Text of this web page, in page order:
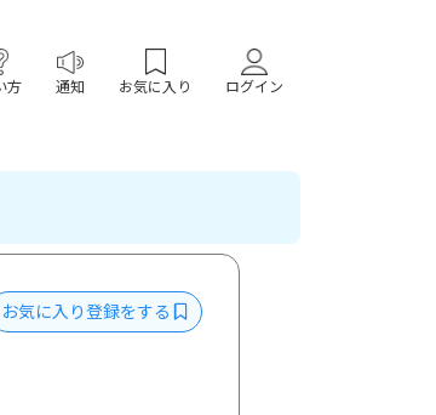
方 通知 お気に入り ログイン
お気に入り登録をする